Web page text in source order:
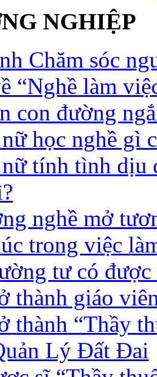
NGHIỆP
Chăm sóc
“Nghề làm
con đường
học nghề gì
nữ tính tình dịu
nghề mở
trong việc
tư có
thành giáo
thành “Thầy
Lý Đất Đai